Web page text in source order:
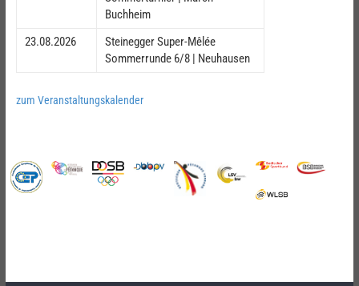
Buchheim
23.08.2026
Steinegger Super-Mêlée
Sommerrunde 6/8 | Neuhausen
zum Veranstaltungskalender